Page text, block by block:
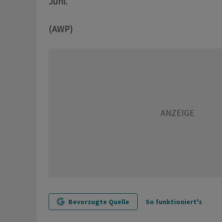
(AWP)
Bevorzugte Quelle So funktioniert's